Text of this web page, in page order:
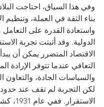
وفي هذا السياق، احتاجت
بناء الثقة في العملة، وتنظيم
واستعادة القدرة على
الدولية. وقد أثبتت تجربة
الاقتصاد المتضرر يمكن أن
التعافي عندما تتوفر الإرادة
والسياسات الجادة، والتعاون
لكن التجربة لم تقف عند